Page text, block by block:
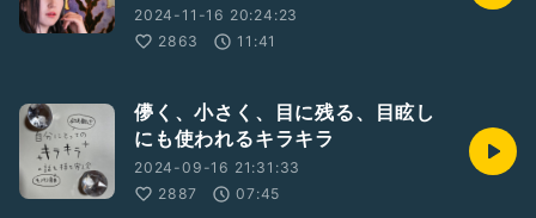
2024-11-16 20:24:23
2863
11:41
儚く、小さく、目に残る、目眩し
にも使われるキラキラ
2024-09-16 21:31:33
2887
07:45